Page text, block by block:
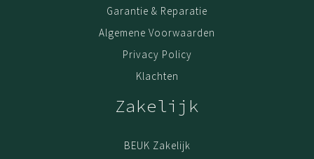
Garantie & Reparatie
Algemene Voorwaarden
Privacy Policy
Klachten
Zakelijk
BEUK Zakelijk